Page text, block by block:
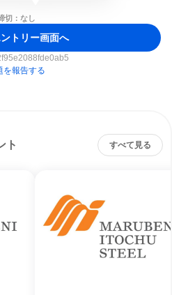
切：なし
トリー画面へ
を報告する
ト すべて見る